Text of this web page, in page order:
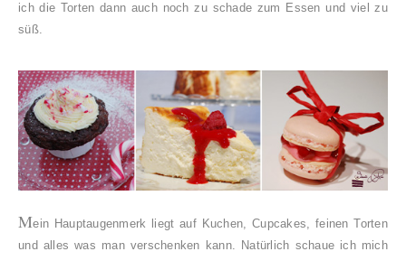
ich die Torten dann auch noch zu schade zum Essen und viel zu
süß.
Mein Hauptaugenmerk liegt auf Kuchen, Cupcakes, feinen Torten
und alles was man verschenken kann. Natürlich schaue ich mich